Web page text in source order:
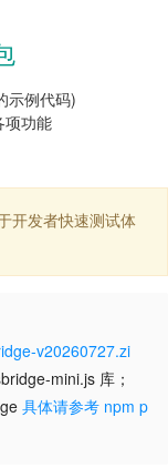
示例代码)
项功能
开发者快速测试体
v20260727.zi
mini.js 库；
具体请参考 npm p